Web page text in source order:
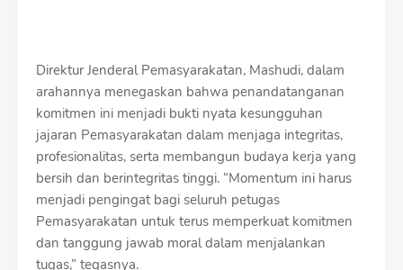
Direktur Jenderal Pemasyarakatan, Mashudi, dalam
arahannya menegaskan bahwa penandatanganan
komitmen ini menjadi bukti nyata kesungguhan
jajaran Pemasyarakatan dalam menjaga integritas,
profesionalitas, serta membangun budaya kerja yang
bersih dan berintegritas tinggi. “Momentum ini harus
menjadi pengingat bagi seluruh petugas
Pemasyarakatan untuk terus memperkuat komitmen
dan tanggung jawab moral dalam menjalankan
tugas,” tegasnya.
t
e
s